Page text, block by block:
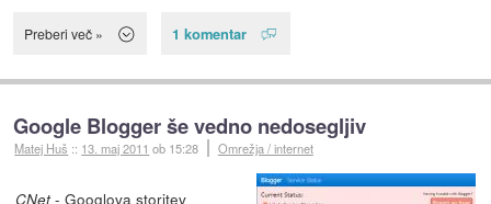
Preberi več » 1 komentar
Google Blogger še vedno nedosegljiv
Matej Huš :: 13. maj 2011 ob 15:28 Omrežja / internet
CNet- Googlova storitev